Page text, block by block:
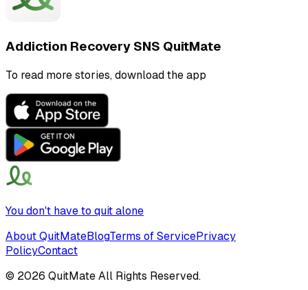
Addiction Recovery SNS QuitMate
To read more stories, download the app
You don't have to quit alone
About QuitMateBlogTerms of ServicePrivacy
PolicyContact
© 2026 QuitMate All Rights Reserved.